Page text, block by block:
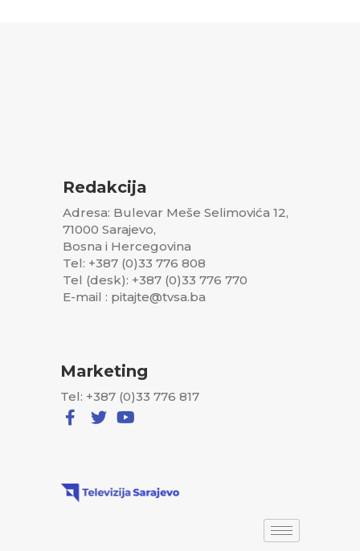
Redakcija
Adresa: Bulevar Meše Selimovića 12,
71000 Sarajevo,
Bosna i Hercegovina
Tel: +387 (0)33 776 808
Tel (desk): +387 (0)33 776 770
E-mail : pitajte@tvsa.ba
Marketing
Tel: +387 (0)33 776 817